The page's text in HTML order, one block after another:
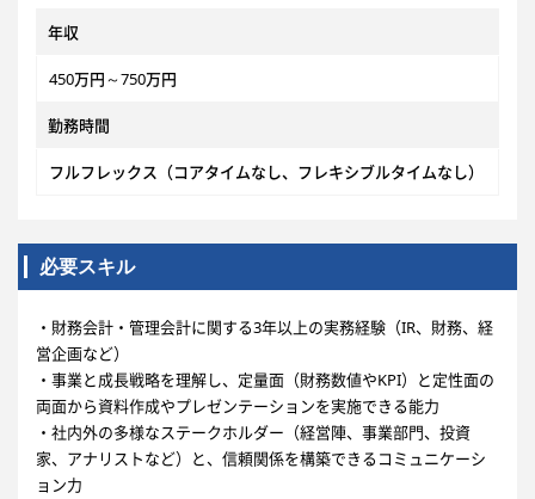
年収
450万円～750万円
勤務時間
フルフレックス（コアタイムなし、フレキシブルタイムなし）
必要スキル
・財務会計・管理会計に関する3年以上の実務経験（IR、財務、経
営企画など）
・事業と成長戦略を理解し、定量面（財務数値やKPI）と定性面の
両面から資料作成やプレゼンテーションを実施できる能力
・社内外の多様なステークホルダー（経営陣、事業部門、投資
家、アナリストなど）と、信頼関係を構築できるコミュニケーシ
ョン力